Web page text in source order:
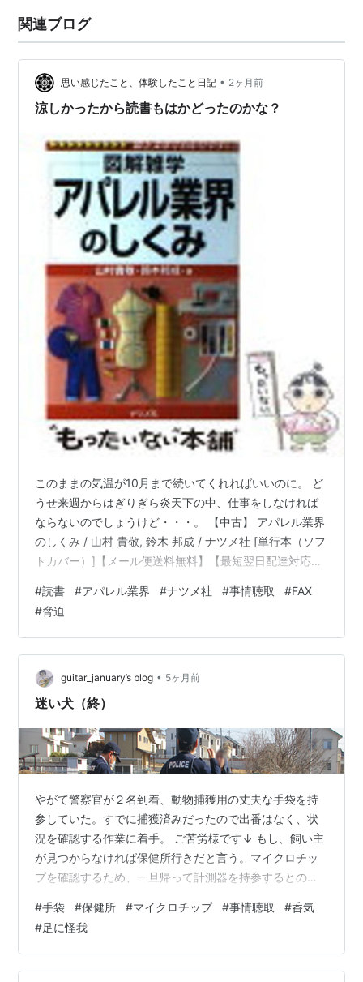
関連ブログ
思い感じたこと、体験したこと日記 • 2ヶ月前
涼しかったから読書もはかどったのかな？
このままの気温が10月まで続いてくれればいいのに。 ど
うせ来週からはぎりぎら炎天下の中、仕事をしなければ
ならないのでしょうけど・・・。 【中古】 アパレル業界
のしくみ / 山村 貴敬, 鈴木 邦成 / ナツメ社 [単行本（ソフ
トカバー）]【メール便送料無料】【最短翌日配達対応】
えると思っていたのですが、今日中に読み終えました、
『図解雑学 アパレル業界のしくみ』。 アパレル業界の説
明をしていたのですが、どこの業界・企業でも同じこと
だと思う内容が多数。勉強になる。 今の時代、一人一人
の知識、能力の高レベル化をしていかないと生き残れな
い、そん…
#読書 #アパレル業界 #ナツメ社 #事情聴取 #FAX
#脅迫
guitar_january’s blog • 5ヶ月前
迷い犬（終）
やがて警察官が２名到着、動物捕獲用の丈夫な手袋を持
参していた。すでに捕獲済みだったので出番はなく、状
況を確認する作業に着手。 ご苦労様です↓ もし、飼い主
が見つからなければ保健所行きだと言う。マイクロチッ
プを確認するため、一旦帰って計測器を持参するとの
も住所などを聞かれた。とりあえず女性宅に連れ帰って
もらい、改めて警察が訪れると言う。 呑気↓ すっかり落
ち着いていたが、足を怪我しているらしく歩行がおかし
い。その後の結果は聞いてないが、無事に飼い主が見つ
#手袋 #保健所 #マイクロチップ #事情聴取 #呑気
#足に怪我